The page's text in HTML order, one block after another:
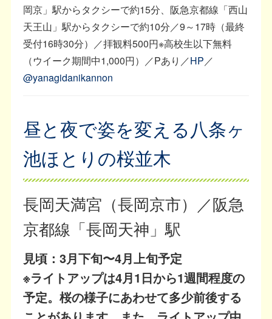
岡京」駅からタクシーで約15分、阪急京都線「西山
天王山」駅からタクシーで約10分／9～17時（最終
受付16時30分）／拝観料500円※高校生以下無料
（ウイーク期間中1,000円）／Pあり／HP／
@yanagidanikannon
昼と夜で姿を変える八条ヶ
池ほとりの桜並木
長岡天満宮（長岡京市）／阪急
京都線「長岡天神」駅
見頃：3月下旬〜4月上旬予定
※ライトアップは4月1日から1週間程度の
予定。桜の様子にあわせて多少前後する